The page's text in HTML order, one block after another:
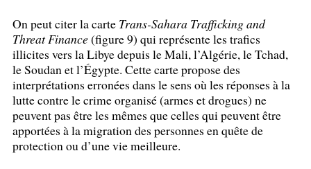
On peut citer la carte Trans-Sahara Trafficking and
Threat Finance(figure 9) qui représente les trafics
illicites vers la Libye depuis le Mali, l’Algérie, le Tchad,
le Soudan et l’Égypte. Cette carte propose des
interprétations erronées dans le sens où les réponses à la
lutte contre le crime organisé (armes et drogues) ne
peuvent pas être les mêmes que celles qui peuvent être
apportées à la migration des personnes en quête de
protection ou d’une vie meilleure.